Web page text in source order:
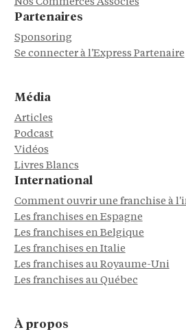
Nos Commerces Associés
Partenaires
Sponsoring
Se connecter à l'Express Partenaire
Média
Articles
Podcast
Vidéos
Livres Blancs
International
Comment ouvrir une franchise à
Les franchises en Espagne
Les franchises en Belgique
Les franchises en Italie
Les franchises au Royaume-Uni
Les franchises au Québec
À propos